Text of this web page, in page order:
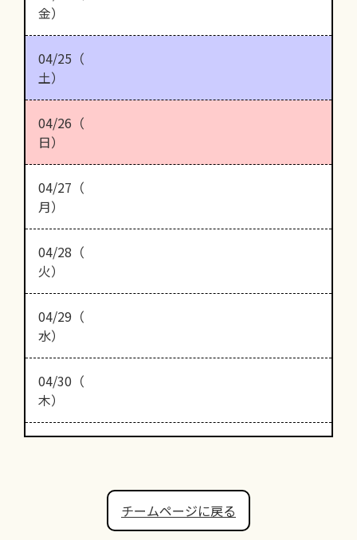
金）
04/25（
土）
04/26（
日）
04/27（
月）
04/28（
火）
04/29（
水）
04/30（
木）
チームページに戻る